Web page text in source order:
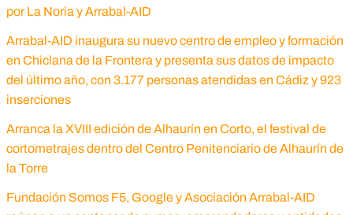
por La Noria y Arrabal-AID
Arrabal-AID inaugura su nuevo centro de empleo y formación
en Chiclana de la Frontera y presenta sus datos de impacto
del último año, con 3.177 personas atendidas en Cádiz y 923
inserciones
Arranca la XVIII edición de Alhaurín en Corto, el festival de
cortometrajes dentro del Centro Penitenciario de Alhaurín de
la Torre
Fundación Somos F5, Google y Asociación Arrabal-AID